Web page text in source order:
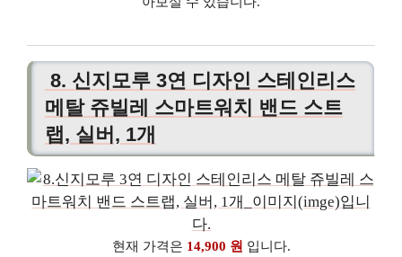
8. 신지모루 3연 디자인 스테인리스
메탈 쥬빌레 스마트워치 밴드 스트
랩, 실버, 1개
현재 가격은 14,900 원 입니다.